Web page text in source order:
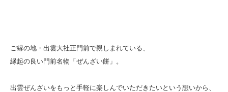
ご縁の地・出雲大社正門前で親しまれている、
縁起の良い門前名物「ぜんざい餅」。
出雲ぜんざいをもっと手軽に楽しんでいただきたいという想いから、